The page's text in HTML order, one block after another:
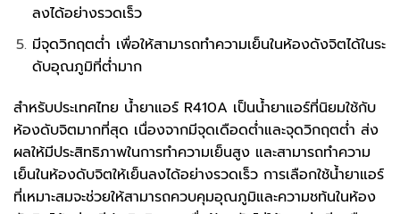
ลงได้อย่างรวดเร็ว
มีจุดวิกฤตต่ำ เพื่อให้สามารถทำความเย็นในห้องดังจิตได้ในระ
ดับอุณภูมิที่ต่ำมาก
สำหรับประเทศไทย น้ำยาแอร์ R410A เป็นน้ำยาแอร์ที่นิยมใช้กับ
ห้องดับจิตมากที่สุด เนื่องจากมีจุดเดือดต่ำและจุดวิกฤตต่ำ ส่ง
ผลให้มีประสิทธิภาพในการทำความเย็นสูง และสามารถทำความ
เย็นในห้องดับจิตให้เย็นลงได้อย่างรวดเร็ว การเลือกใช้น้ำยาแอร์
ที่เหมาะสมจะช่วยให้สามารถควบคุมอุณภูมิและความชท้นในห้อง